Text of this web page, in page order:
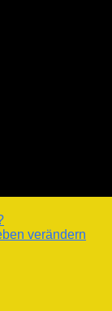
verändern